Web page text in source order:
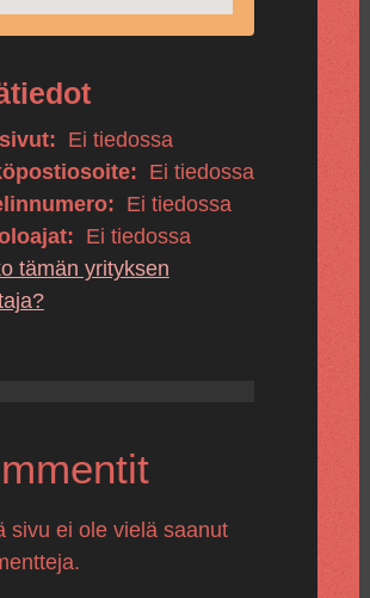
Ei tiedossa
Ei tiedossa
Ei tiedossa
Ei tiedossa
tämän yrityksen
sivu ei ole vielä saanut